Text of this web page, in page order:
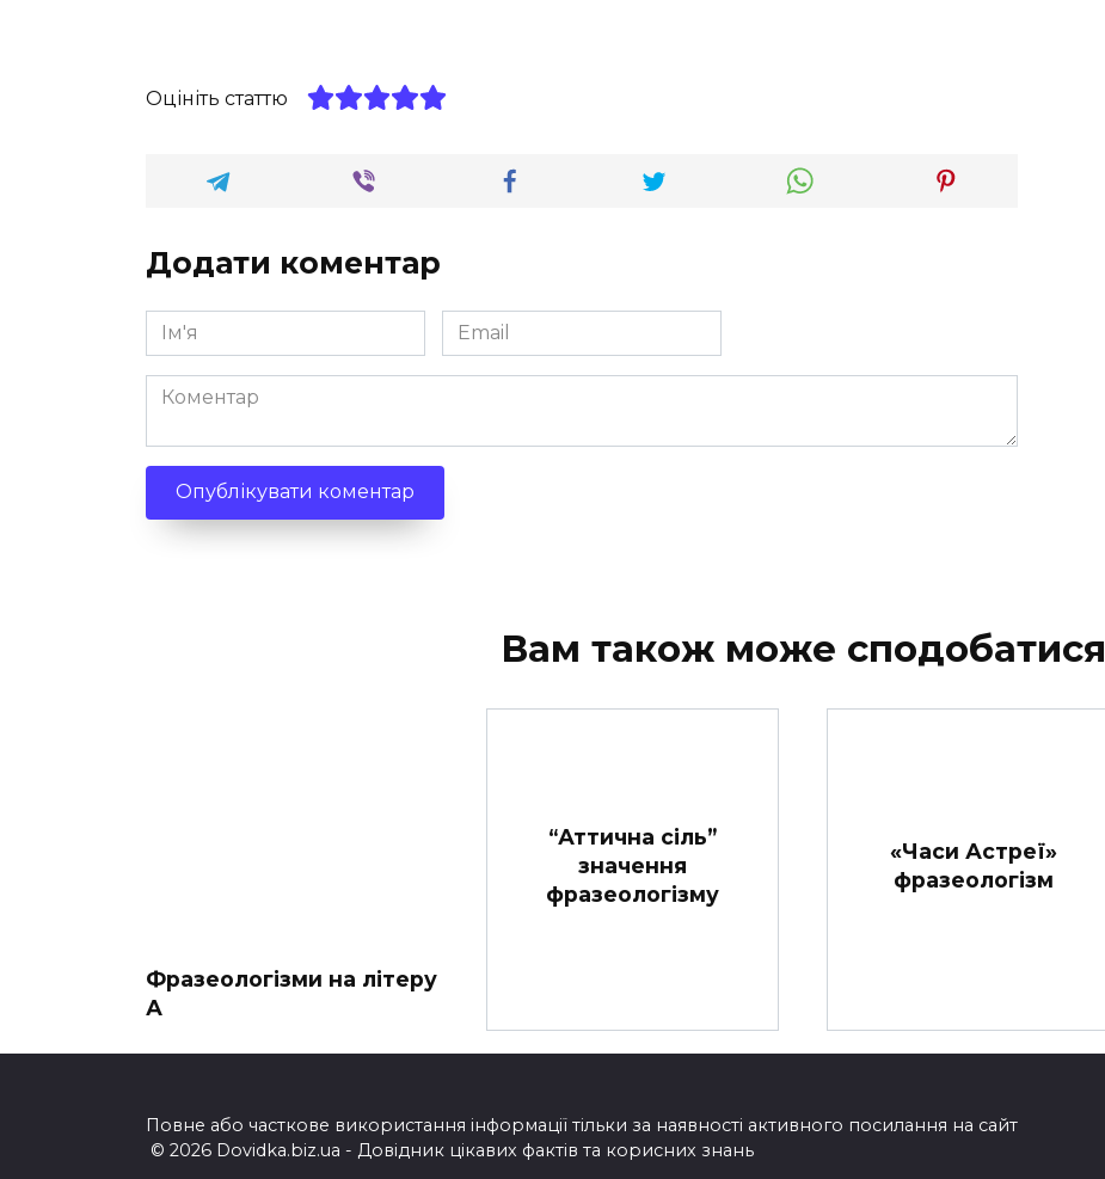
Оцініть статтю
Додати коментар
Ім'я
*
Email
*
Коментар
Вам також може сподобатися
Фразеологізми на літеру
А
“Аттична сіль”
значення
фразеологізму
«Часи Астреї»
фразеологізм
Повне або часткове використання інформації тільки за наявності активного посилання на сайт
© 2026 Dovidka.biz.ua - Довідник цікавих фактів та корисних знань